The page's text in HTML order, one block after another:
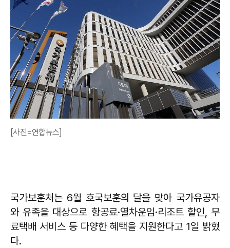
[사진=연합뉴스]
국가보훈처는 6월 호국보훈의 달을 맞아 국가유공자
와 유족을 대상으로 항공료·열차운임·리조트 할인, 무
료택배 서비스 등 다양한 혜택을 지원한다고 1일 밝혔
다.